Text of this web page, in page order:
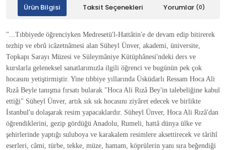
Ürün Bilgisi Taksit Seçenekleri Yorumlar (0)
"...Tıbbiyede öğrenciyken Medresetü'l-Hattâtin'e de devam edip bitirerek
tezhip ve ebrû icâzetnâmesi alan Süheyl Ünver, akademi, üniversite,
Topkapı Sarayı Müzesi ve Süleymâniye Kütüphânesi'ndeki ders ve
kurslarla geleneksel sanatlarımızla ilgili öğrenci ve bugünün pek çok
hocasını yetiştirmiştir. Yine tıbbiye yıllarında Üsküdarlı Ressam Hoca Ali
Rızâ Beyle tanışma fırsatı bularak "Hoca Ali Rızâ Bey'in talebeliğine kabul
ettiği" Süheyl Ünver, artık sık sık hocasını ziyâret edecek ve birlikte
İstanbul'u dolaşarak resim yapacaklardır. Süheyl Ünver, Hoca Ali Rızâ'dan
öğrendiklerini, gezip gördüğü Anadolu, Rumeli, hattâ dünya ülke ve
şehirlerinde yaptığı suluboya ve karakalem resimlere aksettirecek ve târihî
eserleri, câmi, türbe, tekke, müze, hamam, köprülerin yanı sıra beğendiği